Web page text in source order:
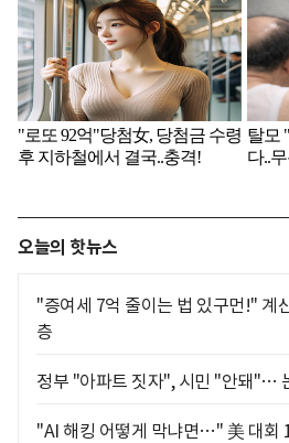
오늘의 핫뉴스
"증여세 7억 줄이는 법 있구먼!" 계
층
정부 "아파트 짓자", 시민 "안돼"…
"AI 해킹 어떻게 막냐면…" 美 대회